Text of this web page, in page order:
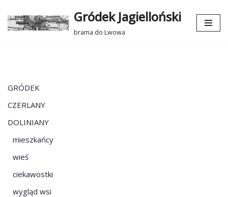
Przejdź
Gródek Jagielloński
brama do Lwowa
GRÓDEK
CZERLANY
DOLINIANY
mieszkańcy
wieś
ciekawostki
wygląd wsi